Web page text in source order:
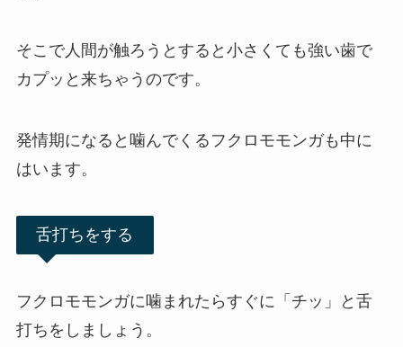
そこで人間が触ろうとすると小さくても強い歯で
カプッと来ちゃうのです。
発情期になると噛んでくるフクロモモンガも中に
はいます。
舌打ちをする
フクロモモンガに噛まれたらすぐに「チッ」と舌
打ちをしましょう。